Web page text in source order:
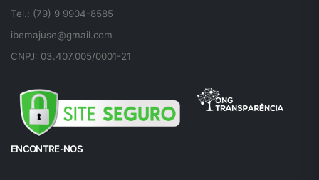
Tel.: (79) 9 9904-8585
ibemajuse@gmail.com
CNPJ: 03.407.005/0001-21
ENCONTRE-NOS